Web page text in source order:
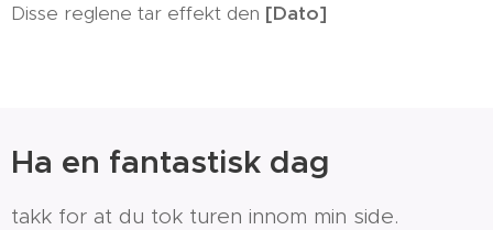
Disse reglene tar effekt den [Dato]
Ha en fantastisk dag
takk for at du tok turen innom min side.